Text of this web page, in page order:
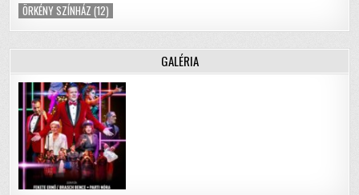
ÖRKÉNY SZÍNHÁZ (12)
GALÉRIA